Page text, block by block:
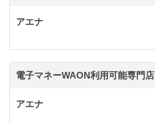
アエナ
電子マネーWAON利用可能専門店
アエナ